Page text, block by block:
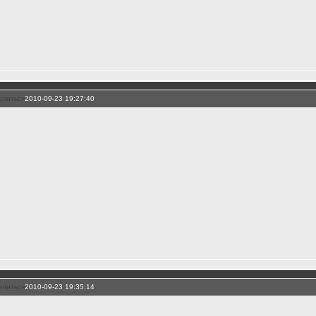
2010-09-23 19:27:40
2010-09-23 19:35:14